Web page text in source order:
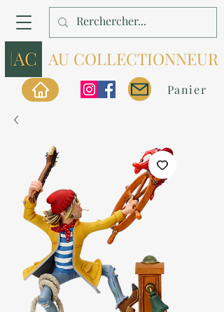
AU COLLECTIONNEUR
Panier